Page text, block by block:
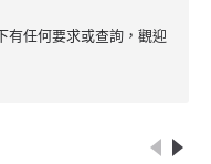
有任何要求或查詢，觀迎